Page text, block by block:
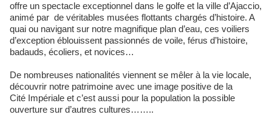
offre un spectacle exceptionnel dans le golfe et la ville d’Ajaccio,
animé par de véritables musées flottants chargés d’histoire. A
quai ou navigant sur notre magnifique plan d’eau, ces voiliers
d’exception éblouissent passionnés de voile, férus d’histoire,
badauds, écoliers, et novices…
De nombreuses nationalités viennent se mêler à la vie locale,
découvrir notre patrimoine avec une image positive de la
Cité Impériale et c’est aussi pour la population la possible
ouverture sur d’autres cultures……..